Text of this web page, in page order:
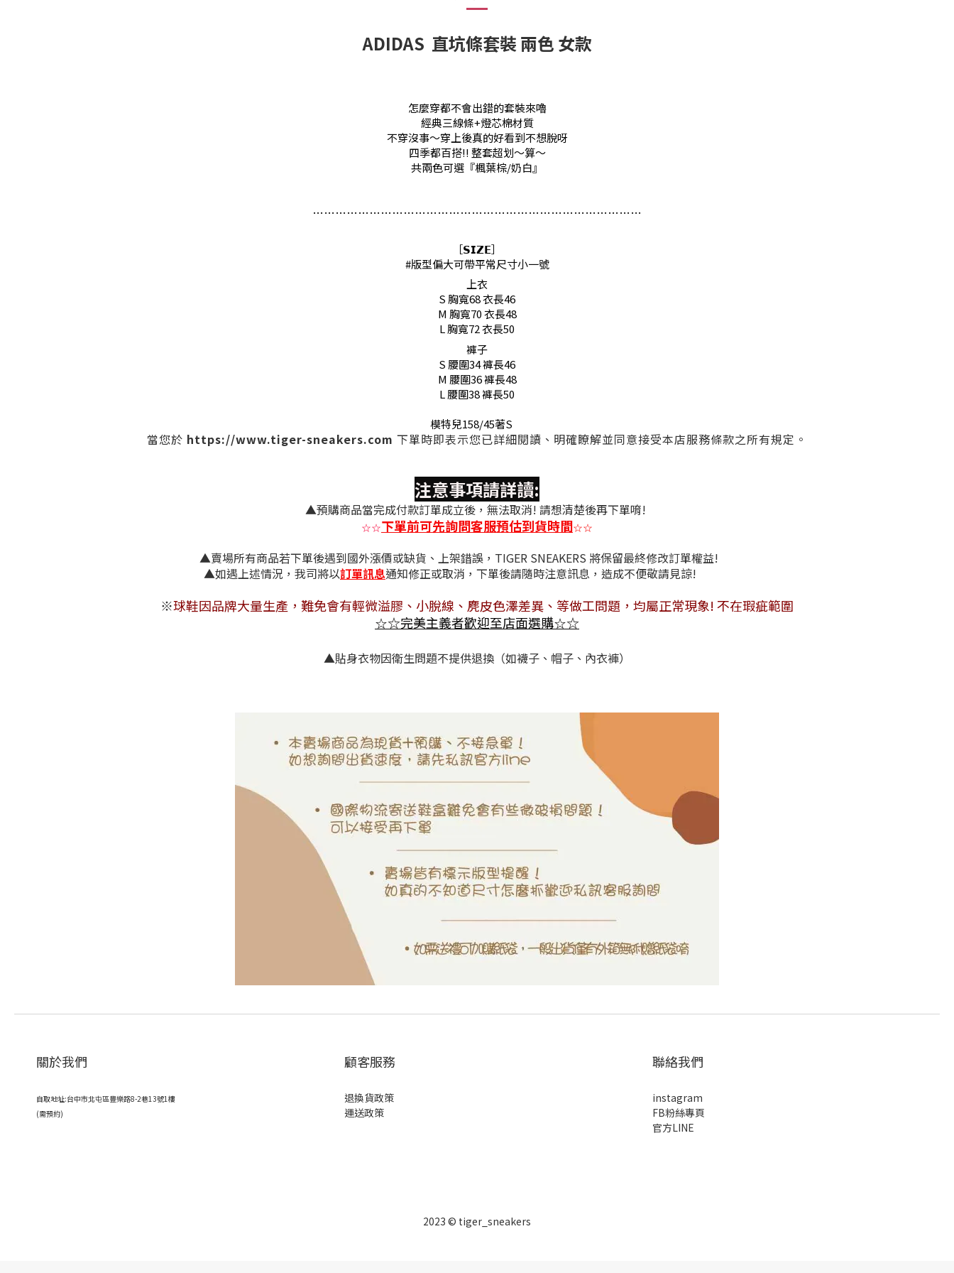
ADIDAS 直坑條套裝 兩色 女款
怎麼穿都不會出錯的套裝來嚕
經典三線條+燈芯棉材質
不穿沒事～穿上後真的好看到不想脫呀
四季都百搭!! 整套超划～算～
共兩色可選『楓葉棕/奶白』
……………………………………………………………………………
［𝗦𝗜𝗭𝗘］
#版型偏大可帶平常尺寸小一號
上衣
S 胸寬68 衣長46
M 胸寬70 衣長48
L 胸寬72 衣長50
褲子
S 腰圍34 褲長46
M 腰圍36 褲長48
L 腰圍38 褲長50
模特兒158/45著S
當您於 https://www.tiger-sneakers.com 下單時即表示您已詳細閱讀、明確瞭解並同意接受本店服務條款之所有規定。
注意事項請詳讀:
▲預購商品當完成付款訂單成立後，無法取消! 請想清楚後再下單唷!
☆☆下單前可先詢問客服預估到貨時間☆☆
▲賣場所有商品若下單後遇到國外漲價或缺貨、上架錯誤，TIGER SNEAKERS 將保留最終修改訂單權益!
▲如遇上述情況，我司將以訂單訊息通知修正或取消，下單後請隨時注意訊息，造成不便敬請見諒!
※球鞋因品牌大量生產，難免會有輕微溢膠、小脫線、麂皮色澤差異 、等做工問題，均屬正常現象! 不在瑕疵範圍
☆☆完美主義者歡迎至店面選購☆☆
▲貼身衣物因衛生問題不提供退換（如襪子、帽子、內衣褲）
關於我們
自取地址:台中市北屯區豐樂路8-2巷13號1樓
(需預約)
顧客服務
退換貨政策
運送政策
聯絡我們
instagram
FB粉絲專頁
官方LINE
2023 © tiger_sneakers